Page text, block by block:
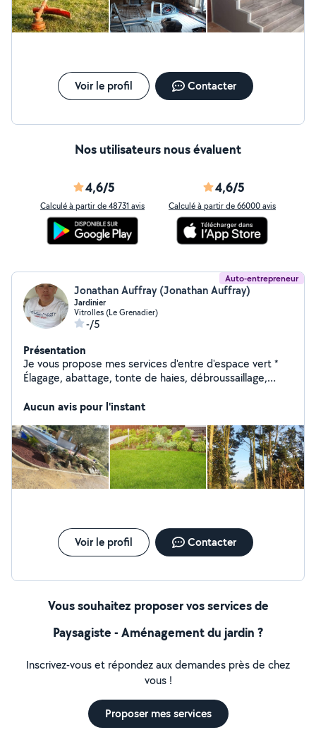
Voir le profil Contacter
Nos utilisateurs nous évaluent
4,6/5
Calculé à partir de 48731 avis
4,6/5
Calculé à partir de 66000 avis
Auto-entrepreneur
Jonathan Auffray (Jonathan Auffray)
Jardinier
Vitrolles (Le Grenadier)
-/5
Présentation
Je vous propose mes services d'entre d'espace vert *
Élagage, abattage, tonte de haies, débroussaillage,
déplace sur Marseille et tous les alentours.
Aucun avis pour l'instant
Voir le profil Contacter
Vous souhaitez proposer vos services de
Paysagiste - Aménagement du jardin ?
Inscrivez-vous et répondez aux demandes près de chez
vous !
Proposer mes services